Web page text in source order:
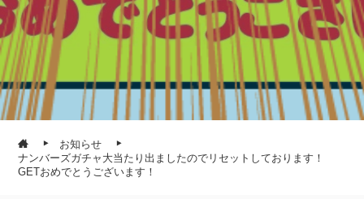
お知らせ
ナンバーズガチャ大当たり出ましたのでリセットしております！
GETおめでとうございます！